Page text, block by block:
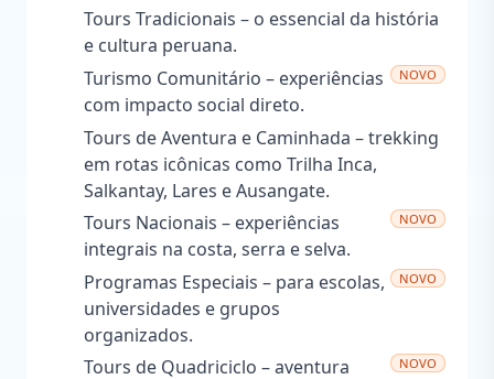
Tours Tradicionais – o essencial da história
e cultura peruana.
Turismo Comunitário – experiências
com impacto social direto.
NOVO
Tours de Aventura e Caminhada – trekking
em rotas icônicas como Trilha Inca,
Salkantay, Lares e Ausangate.
Tours Nacionais – experiências
integrais na costa, serra e selva.
NOVO
Programas Especiais – para escolas,
universidades e grupos
organizados.
NOVO
Tours de Quadriciclo – aventura
NOVO